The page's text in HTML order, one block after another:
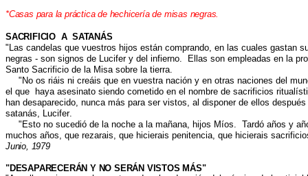
*Casas para la práctica de hechicería de misas negras.
SACRIFICIO A SATANÁS
" Las candelas que vuestros hijos están comprando, en las cuales gastan
negras - son signos de Lucifer y del infierno. Ellas son empleadas en la
Santo Sacrificio de la Misa sobre la tierra.
" No os riáis ni creáis que en vuestra nación y en otras naciones del
el que haya asesinato siendo cometido en el nombre de sacrificios
han desaparecido, nunca más para ser vistos, al disponer de ellos
satanás, Lucifer.
" Esto no sucedió de la noche a la mañana, hijos Míos. Tardó años y
muchos años, que rezarais, que hicierais penitencia, que hicierais
Junio, 1979
"DESAPARECERÁN Y NO SERÁN VISTOS MÁS"